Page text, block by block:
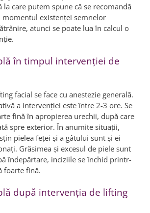
care putem spune că se recomandă
existenţei semnelor
atunci se poate lua în calcul o
în timpul intervenţiei de
facial se face cu anestezie generală.
a intervenţiei este între 2-3 ore. Se
fină în apropierea urechii, după care
spre exterior. În anumite situaţii,
pielea feţei şi a gâtului sunt şi ei
Grăsimea şi excesul de piele sunt
îndepărtare, inciziile se închid printr-
foarte fină.
după intervenţia de lifting